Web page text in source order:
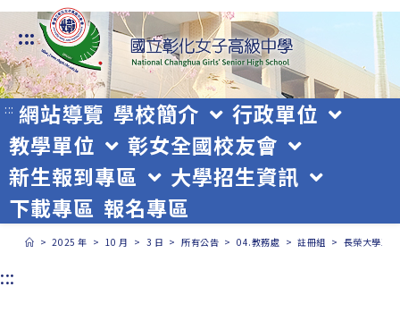
跳
轉
至
主
要
內
容
:::
::: 網站導覽 學校簡介
行政單位
教學單位
彰女全國校友會
新生報到專區
大學招生資訊
下載專區 報名專區
> 2025 年 > 10 月 > 3 日 > 所有公告 > 04.教務處 > 註冊組 > 長榮大學
:::